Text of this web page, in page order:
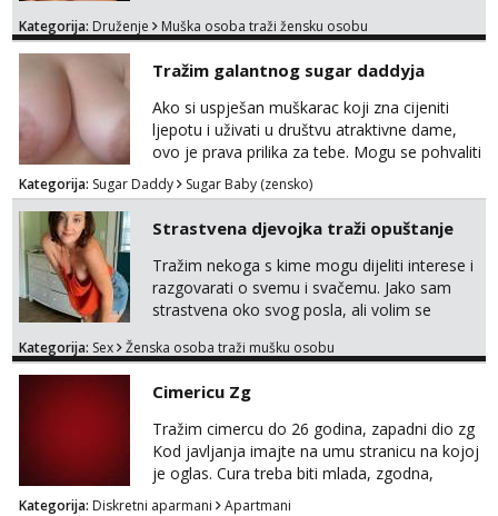
dobra zabava uz naknadu, trazim neku koja
negdje u mrak, prije seksa dobijes odmah na
ruke, molim samo ozbiljne da se javljaju one
koje se pale na seks po mracnim parkinzima,
sumarcima itd be...
Kategorija: Druženje Muška osoba traži žensku osobu
Tražim galantnog sugar daddyja
Ako si uspješan muškarac koji zna cijeniti
ljepotu i uživati u društvu atraktivne dame,
ovo je prava prilika za tebe. Mogu se pohvaliti
prekrasnim licem, dugom, njegovanom
kosom i fit figurom. Moje grudi su broj 4,a
guza je, bez lažne skromnosti, prava top
forma. Diskretno i opušteno druženje je moj
stil, bez dugačkih dopisivanja, putovanja ili
javnih pojavljivanja. Što nudim: - atraktivno i
ugo...
Kategorija: Sugar Daddy Sugar Baby (zensko)
Strastvena djevojka traži opuštanje
Tražim nekoga s kime mogu dijeliti interese i
razgovarati o svemu i svačemu. Jako sam
strastvena oko svog posla, ali volim se
Voljela bi naci nekoga pa da se nemoram
ispod i nadji me tamo, cekam te!
Kategorija: Sex Ženska osoba traži mušku osobu
Cimericu Zg
Tražim cimercu do 26 godina, zapadni dio zg
Kod javljanja imajte na umu stranicu na kojoj
je oglas. Cura treba biti mlada, zgodna,
uredna, bez poroka.
Kategorija: Diskretni aparmani Apartmani